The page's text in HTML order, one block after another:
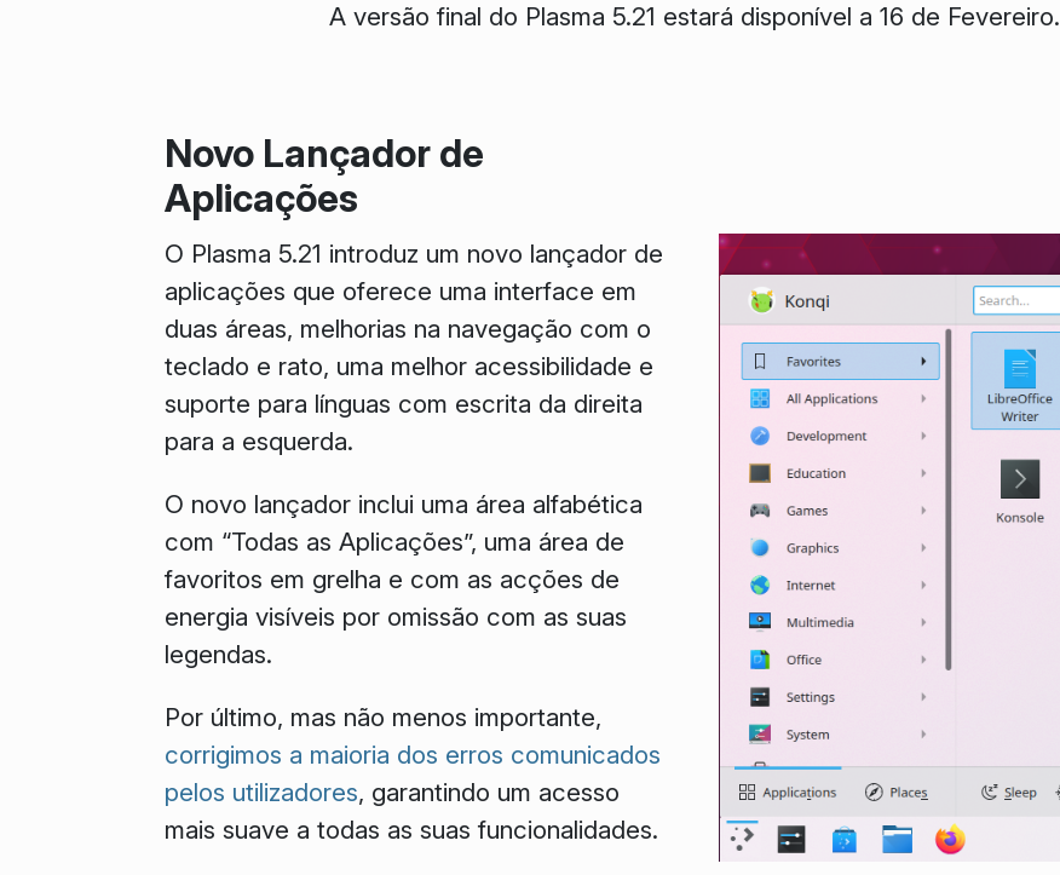
A versão final do Plasma 5.21 estará disponível a 16 de Fevereiro.
Novo Lançador de
Aplicações
O Plasma 5.21 introduz um novo lançador de
aplicações que oferece uma interface em
duas áreas, melhorias na navegação com o
teclado e rato, uma melhor acessibilidade e
suporte para línguas com escrita da direita
para a esquerda.
O novo lançador inclui uma área alfabética
com “Todas as Aplicações”, uma área de
favoritos em grelha e com as acções de
energia visíveis por omissão com as suas
legendas.
Por último, mas não menos importante,
corrigimos a maioria dos erros comunicados
pelos utilizadores, garantindo um acesso
mais suave a todas as suas funcionalidades.